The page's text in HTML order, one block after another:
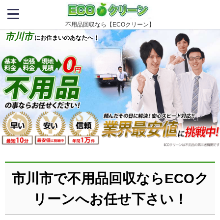
不用品回収なら【ECOクリーン】
市川市 にお住まいのあなたへ！
市川市で不用品回収ならECOク
リーンへお任せ下さい！